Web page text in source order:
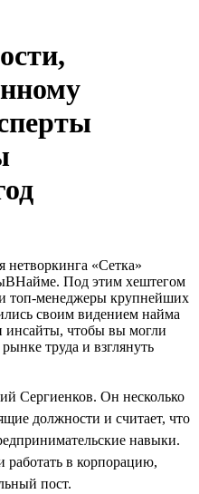
нетворкинга «Сетка»
Под этим хештегом
топ-менеджеры крупнейших
своим видением найма
чтобы вы могли
труда и взглянуть
Сергиенков. Он несколько
должности и считает, что
навыки.
работать в корпорацию,
пост.